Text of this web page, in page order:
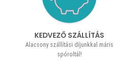
KEDVEZŐ SZÁLLÍTÁS
Alacsony szállítási díjunkkal máris
spóroltál!